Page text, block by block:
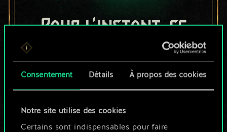
Consentement Détails À propos des cookies
Notre site utilise des cookies
Certains sont indispensables pour faire
Pour l'instant, ce
n'est qu'un jeu de
cartes partagé.
Mais cela peut être
tellement plus !